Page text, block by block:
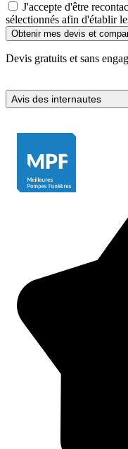
J'accepte d'être
sélectionnés afin d'établir
Devis gratuits et sans
Avis des internautes